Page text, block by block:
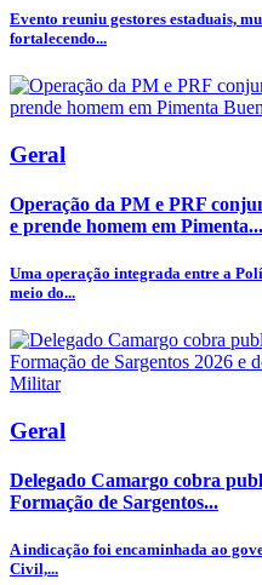
Evento reuniu gestores estaduais,
fortalecendo...
Geral
Operação da PM e PRF
e prende homem em Pimenta...
Uma operação integrada entre a
meio do...
Geral
Delegado Camargo cobra
Formação de Sargentos...
A indicação foi encaminhada ao
Civil,...